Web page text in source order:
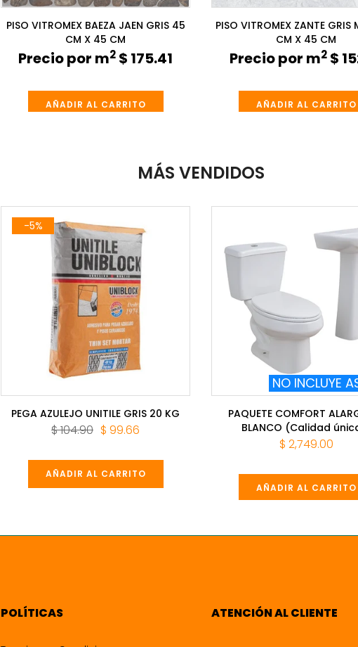
PISO VITROMEX BAEZA JAEN GRIS 45
CM X 45 CM
Precio por m2 $ 175.41
AÑADIR AL CARRITO
PISO VITROMEX ZANTE GRIS
CM X 45 CM
Precio por m2 $
AÑADIR AL CARRITO
MÁS VENDIDOS
-5%
PEGA AZULEJO UNITILE GRIS 20 KG
$ 104.90 $ 99.66
AÑADIR AL CARRITO
NO INCLUYE
PAQUETE COMFORT
BLANCO (Calidad
$ 2,749.00
AÑADIR AL CARRITO
POLÍTICAS ATENCIÓN AL CLIENTE